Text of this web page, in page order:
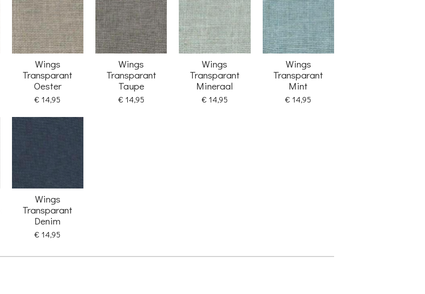
Wings
Transparant
Oester
€ 14,95
Wings
Transparant
Taupe
€ 14,95
Wings
Transparant
Mineraal
€ 14,95
Wings
Transparant
Mint
€ 14,95
Wings
Transparant
Denim
€ 14,95